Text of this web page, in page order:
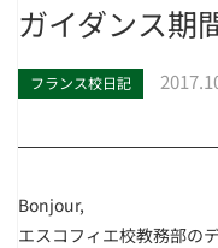
ガイダンス期
フランス校日記
Bonjour,
エスコフィエ校教務部のデ